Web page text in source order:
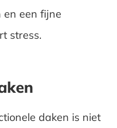
en een fijne
stress.
daken is niet